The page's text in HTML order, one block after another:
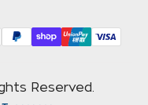
Reserved.